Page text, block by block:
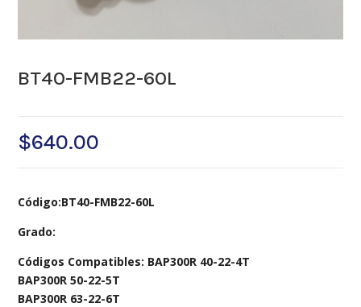
BT40-FMB22-60L
$640.00
Código:BT40-FMB22-60L
Grado:
Códigos Compatibles: BAP300R 40-22-4T
BAP300R 50-22-5T
BAP300R 63-22-6T